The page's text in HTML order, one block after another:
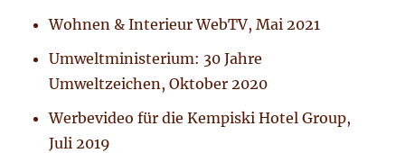
Wohnen & Interieur WebTV, Mai 2021
Umweltministerium: 30 Jahre
Umweltzeichen, Oktober 2020
Werbevideo für die Kempiski Hotel Group,
Juli 2019